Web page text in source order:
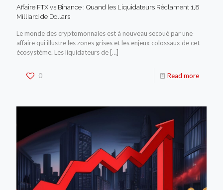
Affaire FTX vs Binance : Quand les Liquidateurs Réclament 1,8
Milliard de Dollars
Le monde des cryptomonnaies est à nouveau secoué par une
affaire qui illustre les zones grises et les enjeux colossaux de cet
écosystème. Les liquidateurs de […]
0 Read more